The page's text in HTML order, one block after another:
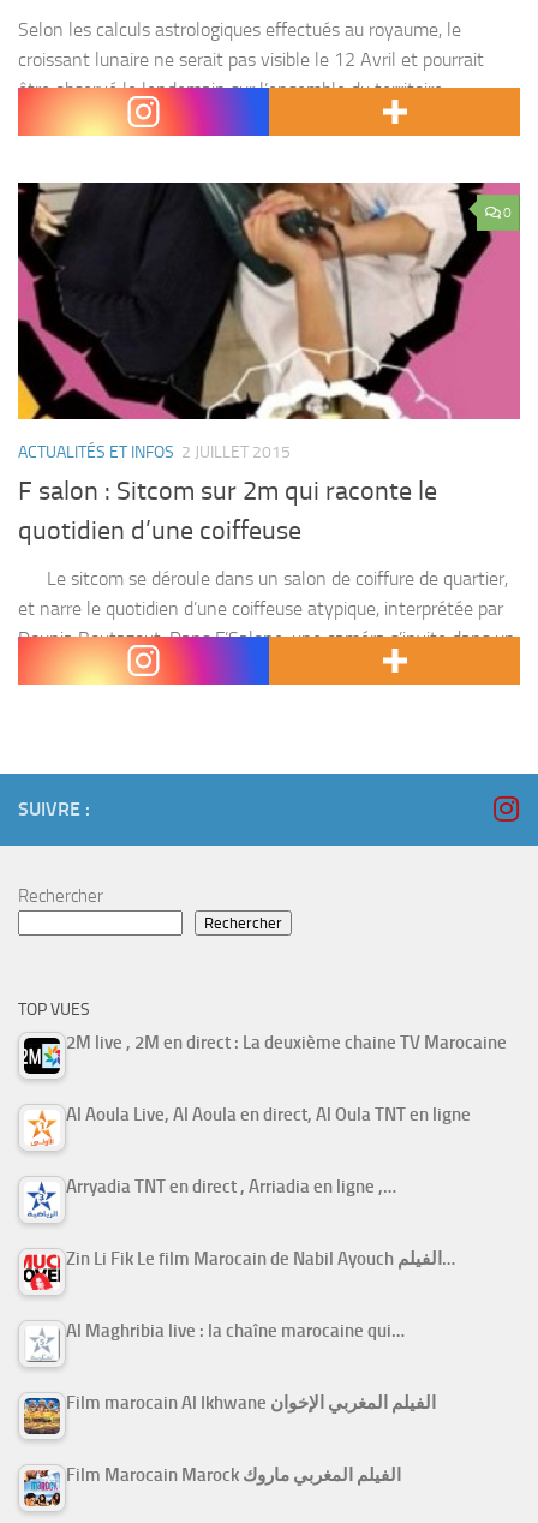
Selon les calculs astrologiques effectués au royaume, le
croissant lunaire ne serait pas visible le 12 Avril et pourrait
être observé le lendemain sur l’ensemble du territoire
marocain, ce qui fait que le mois...
0
ACTUALITÉS ET INFOS 2 JUILLET 2015
F salon : Sitcom sur 2m qui raconte le
quotidien d’une coiffeuse
Le sitcom se déroule dans un salon de coiffure de quartier,
et narre le quotidien d’une coiffeuse atypique, interprétée par
Dounia Boutazout. Dans F’Salone, une caméra s’invite dans un
salon de...
SUIVRE :
Rechercher
Rechercher
TOP VUES
2M live , 2M en direct : La deuxième chaine TV Marocaine
Al Aoula Live, Al Aoula en direct, Al Oula TNT en ligne
Arryadia TNT en direct , Arriadia en ligne ,…
Zin Li Fik Le film Marocain de Nabil Ayouch الفيلم…
Al Maghribia live : la chaîne marocaine qui…
Film marocain Al Ikhwane الفيلم المغربي الإخوان
Film Marocain Marock الفيلم المغربي ماروك